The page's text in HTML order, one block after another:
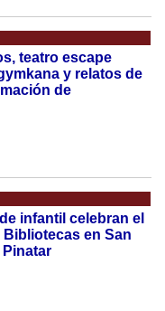
teatro escape
y relatos de
de
infantil celebran el
Bibliotecas en San
Pinatar